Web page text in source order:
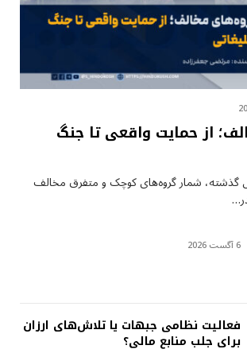
از حمایت واقعی تا جنگ
گذشته، شمار گروه‌های کوچک و متفرق مخالف
6 آگست 2026
فعالیت نظامی جبهات یا تلاش‌های ارزان
برای جلب منابع مالی؟